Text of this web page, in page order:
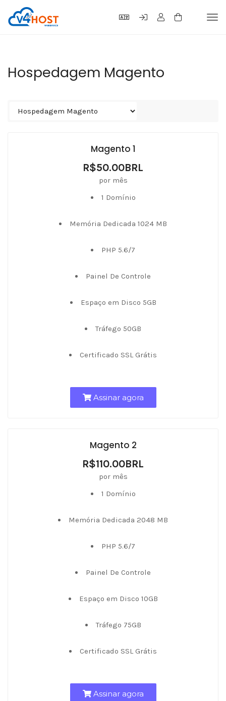
Hospedagem Magento
Magento 1
R$50.00BRL
por mês
1 Domínio
Memória Dedicada 1024 MB
PHP 5.6/7
Painel De Controle
Espaço em Disco 5GB
Tráfego 50GB
Certificado SSL Grátis
Assinar agora
Magento 2
R$110.00BRL
por mês
1 Domínio
Memória Dedicada 2048 MB
PHP 5.6/7
Painel De Controle
Espaço em Disco 10GB
Tráfego 75GB
Certificado SSL Grátis
Assinar agora